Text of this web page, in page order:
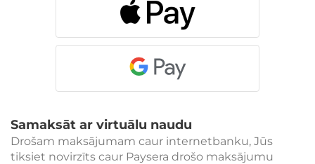
Samaksāt ar virtuālu naudu
Drošam maksājumam caur internetbanku, Jūs
tiksiet novirzīts caur Paysera drošo maksājumu